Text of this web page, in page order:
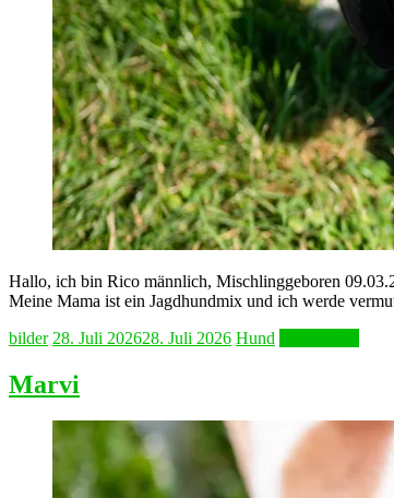
Hallo, ich bin Rico männlich, Mischlinggeboren
Meine Mama ist ein Jagdhundmix und ich werde
bilder 28. Juli 202628. Juli 2026 Hund
Marvi